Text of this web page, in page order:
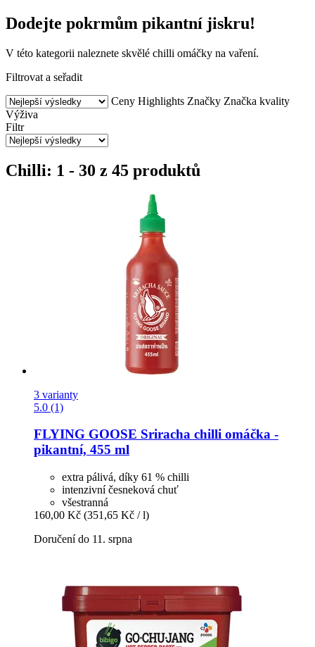
Dodejte pokrmům pikantní jiskru!
V této kategorii naleznete skvělé chilli omáčky na vaření.
Filtrovat a seřadit
Ceny Highlights Značky Značka kvality
Výživa
Filtr
Chilli: 1 - 30 z 45 produktů
3 varianty
5.0 (1)
FLYING GOOSE Sriracha chilli omáčka -​
pikantní, 455 ml
extra pálivá, díky 61 % chilli
intenzivní česneková chuť
všestranná
160,00 Kč (351,65 Kč / l)
Doručení do 11. srpna